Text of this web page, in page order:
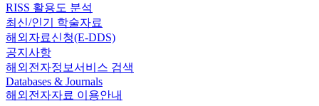
RISS 활용도 분석
최신/인기 학술자료
해외자료신청(E-DDS)
공지사항
해외전자정보서비스 검색
Databases & Journals
해외전자자료 이용안내